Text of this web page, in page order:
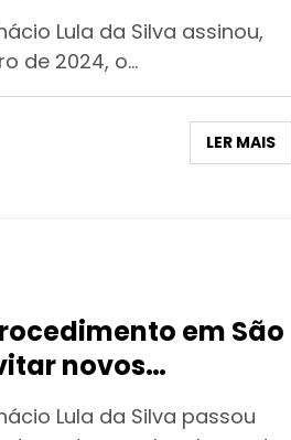
Lula da Silva assinou,
de 2024, o…
LER MAIS
em São
novos
na cabeça
Lula da Silva passou